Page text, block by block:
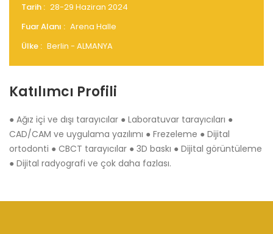
Tarih : 28-29 Haziran 2024
Fuar Alanı : Arena Halle
Ülke : Berlin - ALMANYA
Katılımcı Profili
● Ağız içi ve dışı tarayıcılar ● Laboratuvar tarayıcıları ●
CAD/CAM ve uygulama yazılımı ● Frezeleme ● Dijital
ortodonti ● CBCT tarayıcılar ● 3D baskı ● Dijital görüntüleme
● Dijital radyografi ve çok daha fazlası.